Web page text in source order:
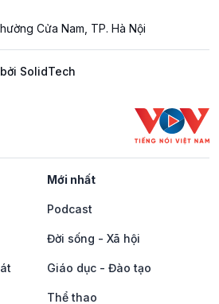
Cửa Nam, TP. Hà Nội
SolidTech
Mới nhất
Podcast
Đời sống - Xã hội
Giáo dục - Đào tạo
Thể thao